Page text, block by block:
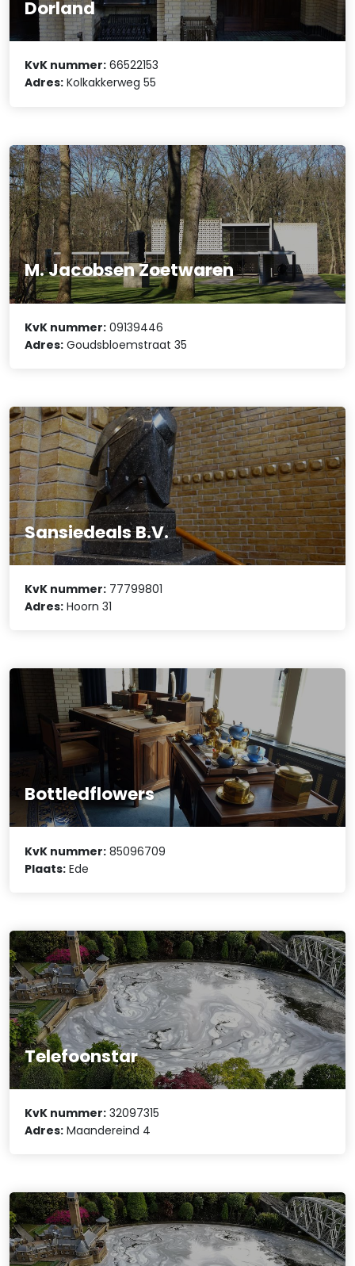
Dorland
KvK nummer: 66522153
Adres: Kolkakkerweg 55
M. Jacobsen Zoetwaren
KvK nummer: 09139446
Adres: Goudsbloemstraat 35
Sansiedeals B.V.
KvK nummer: 77799801
Adres: Hoorn 31
Bottledflowers
KvK nummer: 85096709
Plaats: Ede
Telefoonstar
KvK nummer: 32097315
Adres: Maandereind 4